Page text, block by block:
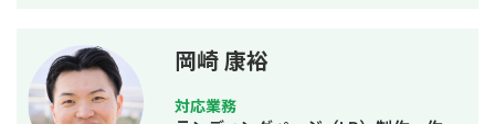
また、常にレスを早めに対応を心がけ
ておりまして24時間365日対応が可能
です。 実際、弊社は地域名＋施術で上
位表示が得意得意で、かなりの施術名
岡崎 康裕
対応業務